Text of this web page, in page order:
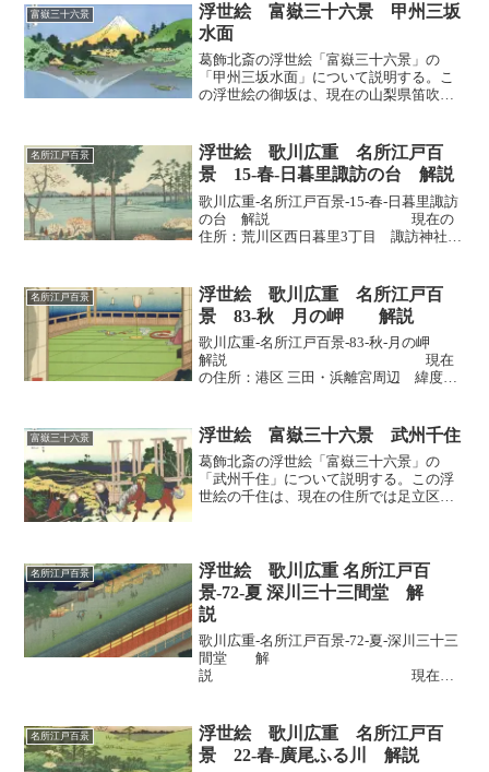
富嶽三十六景
浮世絵 富嶽三十六景 甲州三坂
水面
葛飾北斎の浮世絵「富嶽三十六景」の
「甲州三坂水面」について説明する。こ
の浮世絵の御坂は、現在の山梨県笛吹市
しいものである。中央には赤茶けた山肌
をあらわにした夏の富士が描...
名所江戸百景
浮世絵 歌川広重 名所江戸百
景 15-春-日暮里諏訪の台 解説
歌川広重-名所江戸百景-15-春-日暮里諏訪
の台 解説 現在の
住所：荒川区西日暮里3丁目 諏訪神社付
齢：60歳 解説＜１＞ はじめに...
名所江戸百景
浮世絵 歌川広重 名所江戸百
景 83-秋 月の岬 解説
歌川広重-名所江戸百景-83-秋-月の岬
解説 現在
の住所：港区 三田・浜離宮周辺 緯度経
光ガイド風解説：「月の岬」■ ...
富嶽三十六景 浮世絵 富嶽三十六景 武州千住
葛飾北斎の浮世絵「富嶽三十六景」の
「武州千住」について説明する。この浮
世絵の千住は、現在の住所では足立区千
く交通の要衝でした。江戸...
名所江戸百景
浮世絵 歌川広重 名所江戸百
景-72-夏 深川三十三間堂 解
説
歌川広重-名所江戸百景-72-夏-深川三十三
間堂 解
説 現在の
版 ：1857年8月 年齢：61歳
観光ガイド風解説：「...
名所江戸百景
浮世絵 歌川広重 名所江戸百
景 22-春-廣尾ふる川 解説